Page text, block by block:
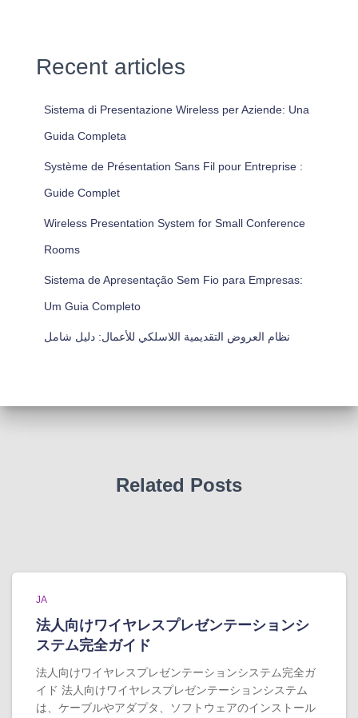
Recent articles
Sistema di Presentazione Wireless per Aziende: Una
Guida Completa
Système de Présentation Sans Fil pour Entreprise :
Guide Complet
Wireless Presentation System for Small Conference
Rooms
Sistema de Apresentação Sem Fio para Empresas:
Um Guia Completo
نظام العروض التقديمية اللاسلكي للأعمال: دليل شامل
Related Posts
JA
法人向けワイヤレスプレゼンテーションシ
ステム完全ガイド
法人向けワイヤレスプレゼンテーションシステム完全ガ
イド 法人向けワイヤレスプレゼンテーションシステム
は、ケーブルやアダプタ、ソフトウェアのインストール